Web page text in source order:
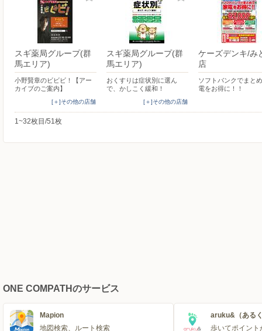
スギ薬局グループ(群
馬エリア)
小野賢章のビビビ！【アー
カイブのご案内】
[＋]その他の店舗
スギ薬局グループ(群
馬エリア)
おくすりは症状別に選ん
で、かしこく緩和！
[＋]その他の店舗
ケーズデンキ/み
店
ソフトバンクでまと
電をお得に！！
1~32枚目/51枚
ONE COMPATHのサービス
Mapion
地図検索、ルート検索
aruku&（ある
歩いてポイント